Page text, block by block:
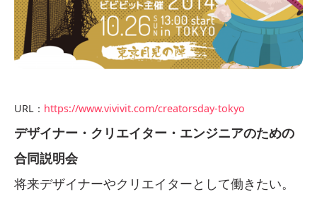
URL： https://www.vivivit.com/creatorsday-tokyo
デザイナー・クリエイター・エンジニアのための
合同説明会
将来デザイナーやクリエイターとして働きたい。